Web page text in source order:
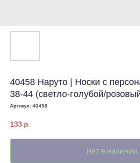
40458 Наруто | Носки с
38-44 (светло-голубой/
Артикул: 40458
133 р.
Нет в наличии